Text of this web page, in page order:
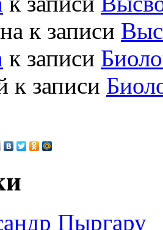
к записи
к записи
к записи
Пыргару